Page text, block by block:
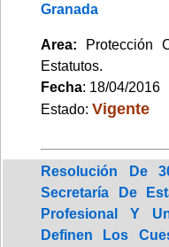
Granada
Area:
Estatutos.
Fecha: 18/04/2016
Estado: Vigente
Resolución De
Secretaría De
Profesional Y
Definen Los